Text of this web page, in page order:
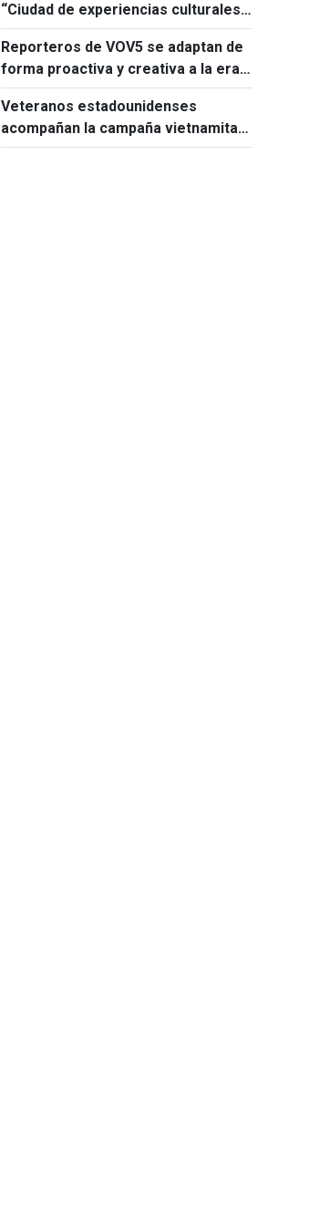
“Ciudad de experiencias culturales
nocturnas”
Reporteros de VOV5 se adaptan de
forma proactiva y creativa a la era
digital
Veteranos estadounidenses
acompañan la campaña vietnamita
de recuperación de restos de